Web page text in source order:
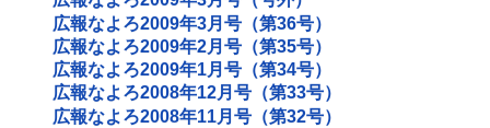
広報なよろ2009年3月号（第36号）
広報なよろ2009年2月号（第35号）
広報なよろ2009年1月号（第34号）
広報なよろ2008年12月号（第33号）
広報なよろ2008年11月号（第32号）